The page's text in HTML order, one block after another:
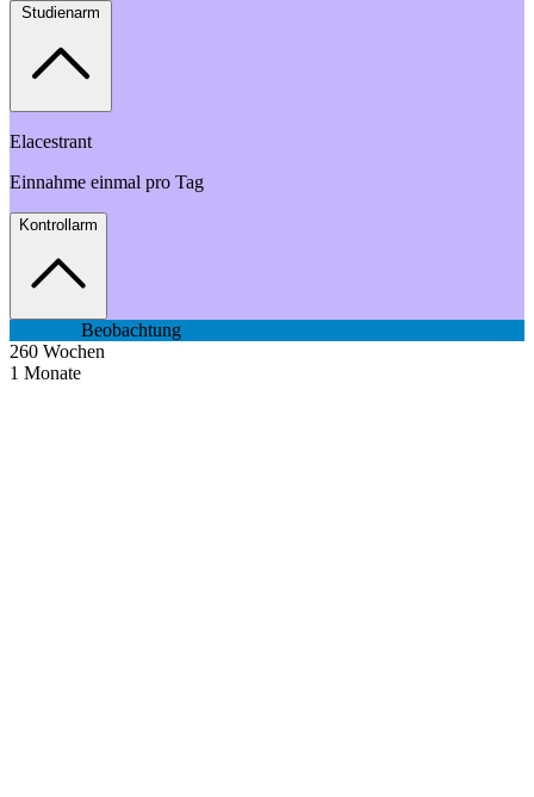
Elacestrant
Einnahme einmal pro Tag
Kontrollarm
Beobachtung
260 Wochen
1 Monate